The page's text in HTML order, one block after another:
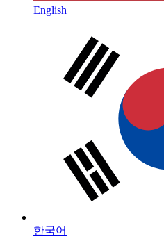
English
한국어